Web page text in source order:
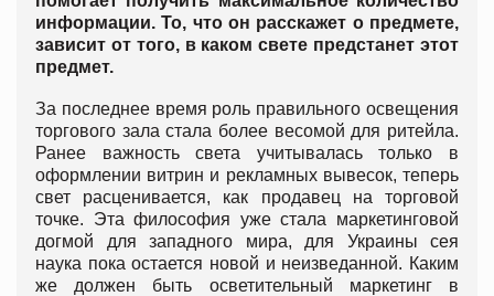
информации. То, что он расскажет о предмете,
зависит от того, в каком свете предстанет этот
предмет.
За последнее время роль правильного освещения
торгового зала стала более весомой для ритейла.
Ранее важность света учитывалась только в
оформлении витрин и рекламных вывесок, теперь
свет расценивается, как продавец на торговой
точке. Эта философия уже стала маркетинговой
догмой для западного мира, для Украины сея
наука пока остается новой и неизведанной. Каким
же должен быть осветительный маркетинг в